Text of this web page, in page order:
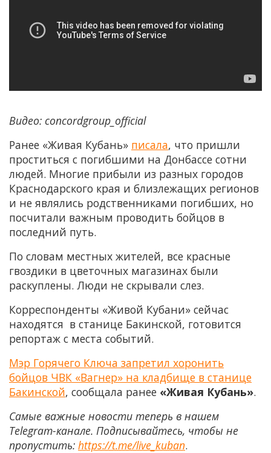
Видео: concordgroup_official
Ранее «Живая Кубань» писала, что пришли
проститься с погибшими на Донбассе сотни
людей. Многие прибыли из разных городов
Краснодарского края и близлежащих регионов
и не являлись родственниками погибших, но
посчитали важным проводить бойцов в
последний путь.
По словам местных жителей, все красные
гвоздики в цветочных магазинах были
раскуплены. Люди не скрывали слез.
Корреспонденты «Живой Кубани» сейчас
находятся в станице Бакинской, готовится
репортаж с места событий.
Мэр Горячего Ключа запретил хоронить
бойцов ЧВК «Вагнер» на кладбище в станице
Бакинской, сообщала ранее «Живая Кубань».
Самые важные новости теперь в нашем
Telegram-канале. Подписывайтесь, чтобы не
пропустить: https://t.me/live_kuban.